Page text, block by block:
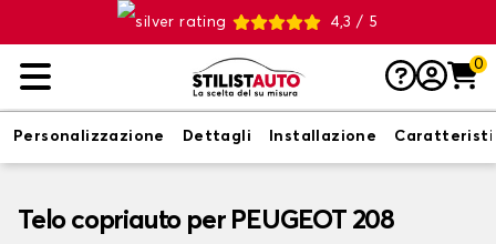
4,3 / 5
0
Personalizzazione Dettagli Installazione
Telo copriauto per PEUGEOT 208